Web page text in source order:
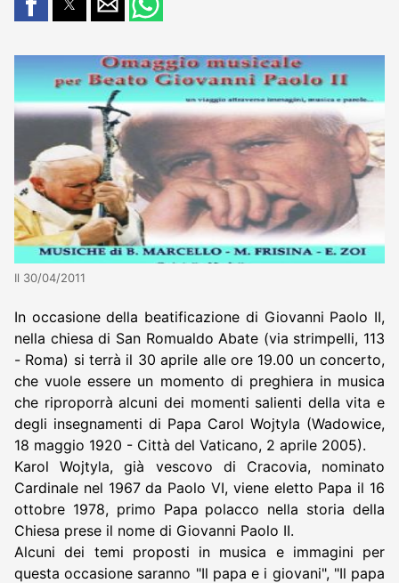
Il 30/04/2011
In occasione della beatificazione di Giovanni Paolo II,
nella chiesa di San Romualdo Abate (via strimpelli, 113
- Roma) si terrà il 30 aprile alle ore 19.00 un concerto,
che vuole essere un momento di preghiera in musica
che riproporrà alcuni dei momenti salienti della vita e
degli insegnamenti di Papa Carol Wojtyla (Wadowice,
18 maggio 1920 - Città del Vaticano, 2 aprile 2005).
Karol Wojtyla, già vescovo di Cracovia, nominato
Cardinale nel 1967 da Paolo VI, viene eletto Papa il 16
ottobre 1978, primo Papa polacco nella storia della
Chiesa prese il nome di Giovanni Paolo II.
Alcuni dei temi proposti in musica e immagini per
questa occasione saranno "Il papa e i giovani", "Il papa